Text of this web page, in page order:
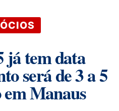
já tem data
será de 3 a 5
Manaus